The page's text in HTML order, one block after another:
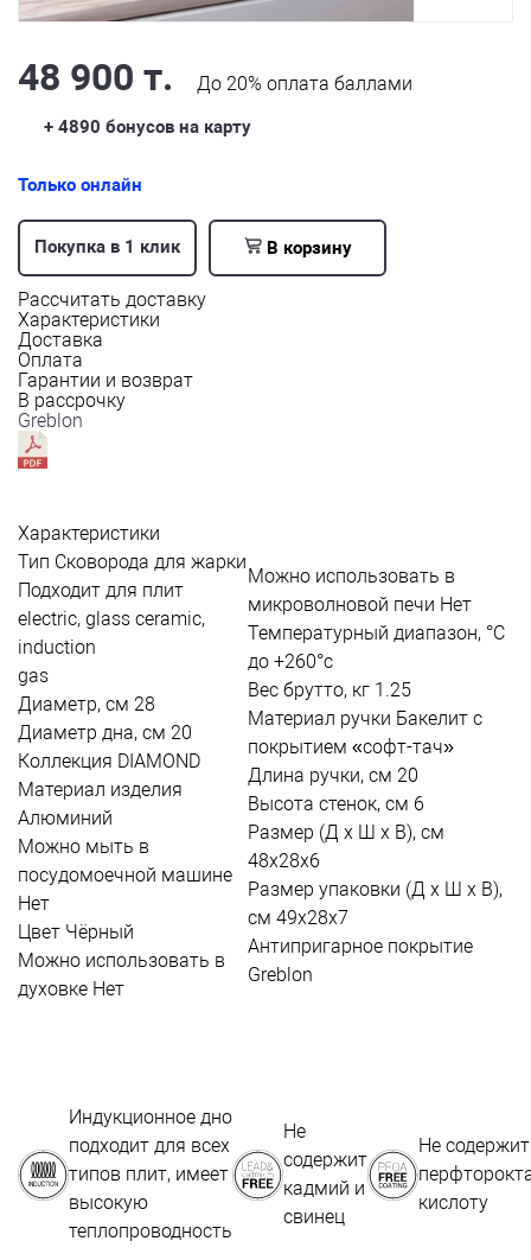
48 900 т. До 20% оплата баллами
+ 4890 бонусов на карту
Только онлайн
Покупка в 1 клик В корзину
Рассчитать доставку
Характеристики
Доставка
Оплата
Гарантии и возврат
В рассрочку
Greblon
Характеристики
Тип Сковорода для жарки
Подходит для плит
electric, glass ceramic,
induction
gas
Диаметр, см 28
Диаметр дна, см 20
Коллекция DIAMOND
Материал изделия
Алюминий
Можно мыть в
посудомоечной машине
Нет
Цвет Чёрный
Можно использовать в
духовке Нет
Можно использовать в
микроволновой печи Нет
Температурный диапазон, °С
до +260°c
Вес брутто, кг 1.25
Материал ручки Бакелит с
покрытием «софт-тач»
Длина ручки, см 20
Высота стенок, см 6
Размер (Д х Ш х В), см
48х28х6
Размер упаковки (Д х Ш х В),
см 49х28х7
Антипригарное покрытие
Greblon
Индукционное дно
подходит для всех
типов плит, имеет
высокую
теплопроводность
Не
содержит
кадмий и
свинец
Не содержит
кислоту